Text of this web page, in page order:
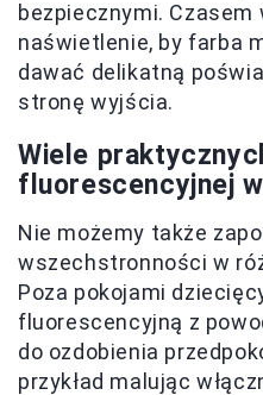
bezpiecznymi.
naświetlenie, by farba
dawać delikatną
stronę wyjścia.
Wiele
fluorescencyjnej
Nie możemy także
wszechstronności w
Poza pokojami
fluorescencyjną z
do ozdobienia
przykład malując